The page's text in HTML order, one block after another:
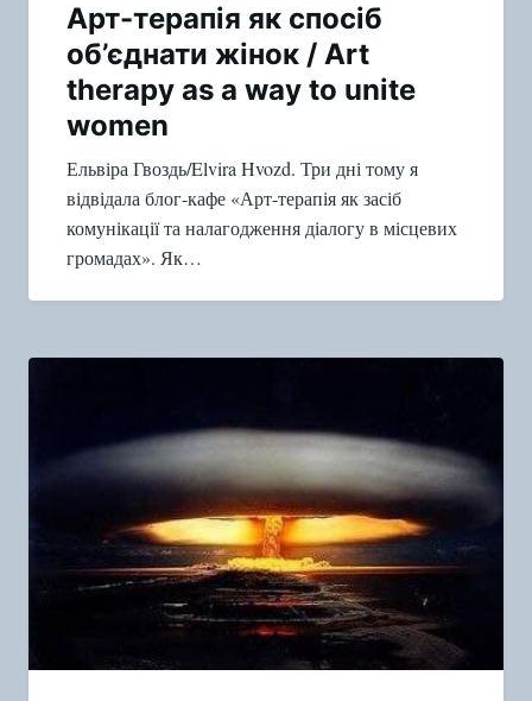
Арт-терапія як спосіб
об’єднати жінок / Art
therapy as a way to unite
women
Ельвіра Гвоздь/Elvira Hvozd. Три дні тому я
відвідала блог-кафе «Арт-терапія як засіб
комунікації та налагодження діалогу в місцевих
громадах». Як…